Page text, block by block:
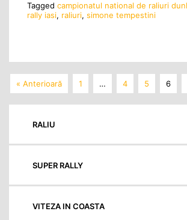
Tagged campionatul national de raliuri
rally iasi, raliuri, simone tempestini
« Anterioară 1 … 4 5 6
RALIU
SUPER RALLY
VITEZA IN COASTA